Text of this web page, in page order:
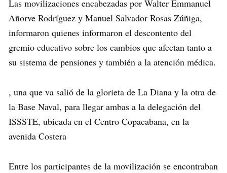
Las movilizaciones encabezadas por Walter Emmanuel
Añorve Rodríguez y Manuel Salvador Rosas Zúñiga,
informaron quienes informaron el descontento del
gremio educativo sobre los cambios que afectan tanto a
su sistema de pensiones y también a la atención médica.
, una que va salió de la glorieta de La Diana y la otra de
la Base Naval, para llegar ambas a la delegación del
ISSSTE, ubicada en el Centro Copacabana, en la
avenida Costera
Entre los participantes de la movilización se encontraban